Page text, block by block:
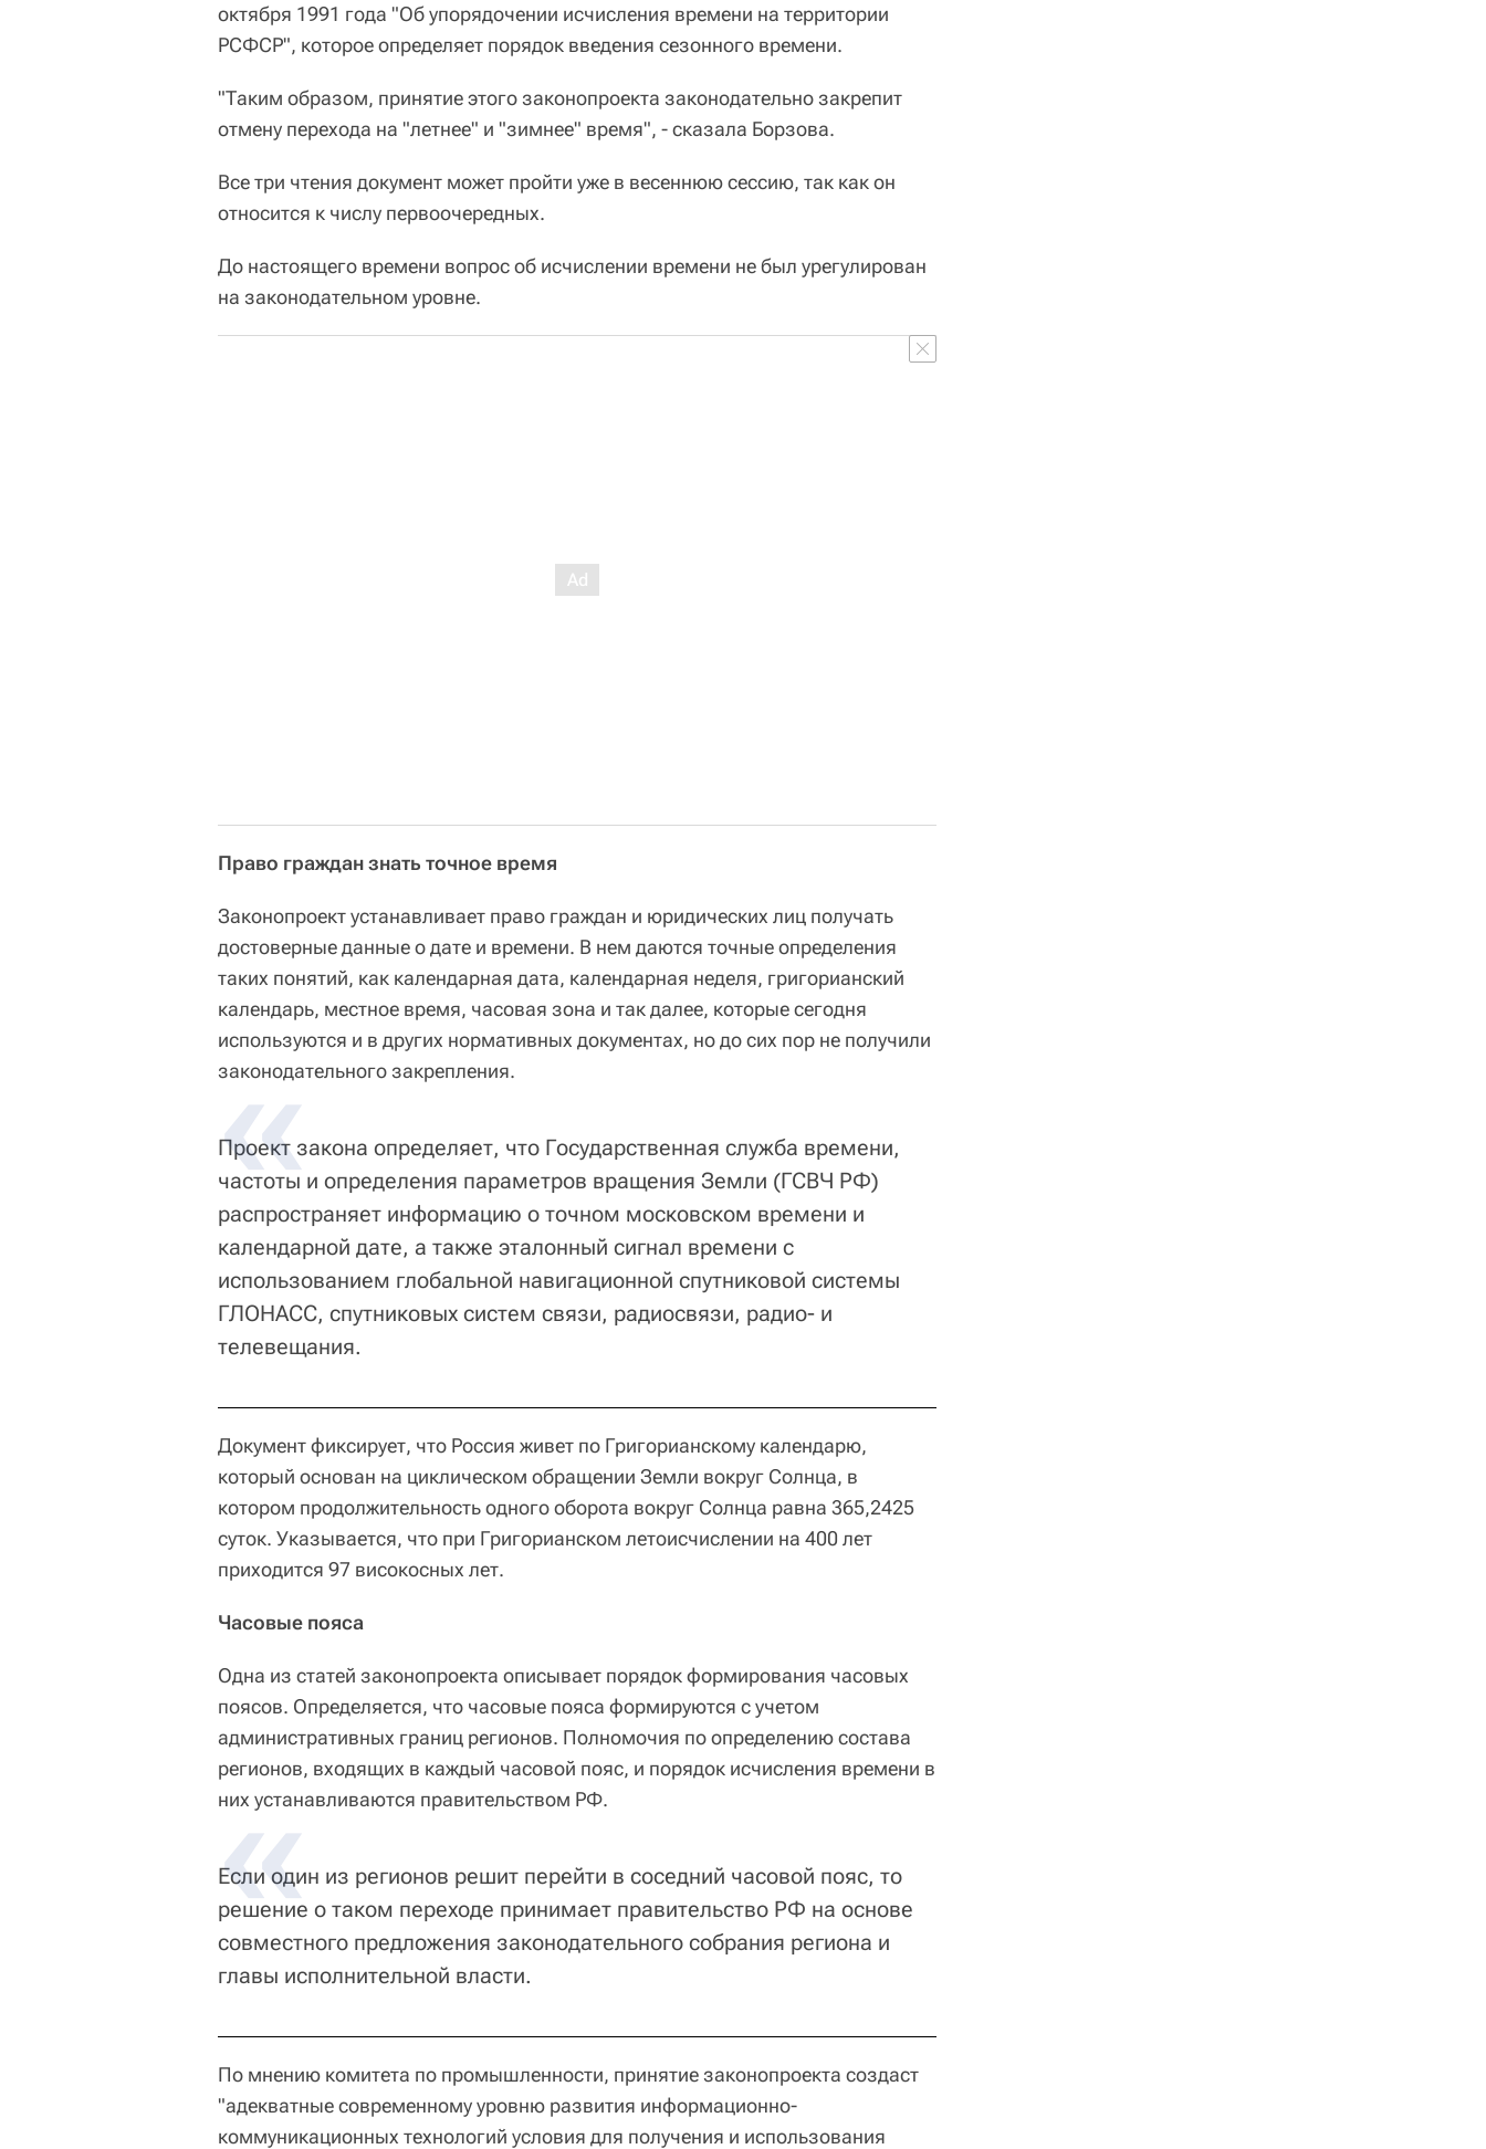
октября 1991 года "Об упорядочении исчисления времени на территории
РСФСР", которое определяет порядок введения сезонного времени.
"Таким образом, принятие этого законопроекта законодательно закрепит
отмену перехода на "летнее" и "зимнее" время", - сказала Борзова.
Все три чтения документ может пройти уже в весеннюю сессию, так как он
относится к числу первоочередных.
До настоящего времени вопрос об исчислении времени не был урегулирован
на законодательном уровне.
Право граждан знать точное время
Законопроект устанавливает право граждан и юридических лиц получать
достоверные данные о дате и времени. В нем даются точные определения
таких понятий, как календарная дата, календарная неделя, григорианский
календарь, местное время, часовая зона и так далее, которые сегодня
используются и в других нормативных документах, но до сих пор не получили
законодательного закрепления.
Проект закона определяет, что Государственная служба времени,
частоты и определения параметров вращения Земли (ГСВЧ РФ)
распространяет информацию о точном московском времени и
календарной дате, а также эталонный сигнал времени с
использованием глобальной навигационной спутниковой системы
ГЛОНАСС, спутниковых систем связи, радиосвязи, радио- и
телевещания.
Документ фиксирует, что Россия живет по Григорианскому календарю,
который основан на циклическом обращении Земли вокруг Солнца, в
котором продолжительность одного оборота вокруг Солнца равна 365,2425
суток. Указывается, что при Григорианском летоисчислении на 400 лет
приходится 97 високосных лет.
Часовые пояса
Одна из статей законопроекта описывает порядок формирования часовых
поясов. Определяется, что часовые пояса формируются с учетом
административных границ регионов. Полномочия по определению состава
регионов, входящих в каждый часовой пояс, и порядок исчисления времени в
них устанавливаются правительством РФ.
Если один из регионов решит перейти в соседний часовой пояс, то
решение о таком переходе принимает правительство РФ на основе
совместного предложения законодательного собрания региона и
главы исполнительной власти.
По мнению комитета по промышленности, принятие законопроекта создаст
"адекватные современному уровню развития информационно-
коммуникационных технологий условия для получения и использования